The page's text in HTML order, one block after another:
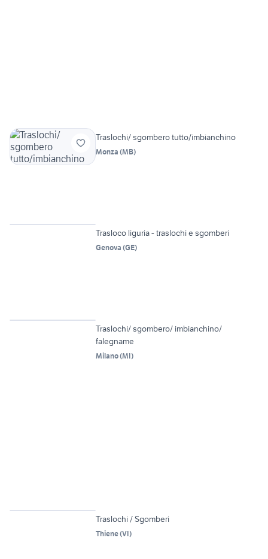
Traslochi/ sgombero tutto/imbianchino
Monza (MB)
Trasloco liguria - traslochi e sgomberi
Genova (GE)
Traslochi/ sgombero/ imbianchino/
falegname
Milano(MI)
Traslochi / Sgomberi
Thiene(VI)